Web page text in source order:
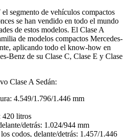
segmento de vehículos compactos
se han vendido en todo el mundo
de estos modelos. El Clase A
de modelos compactos Mercedes-
aplicando todo el know-how en
Benz de su Clase C, Clase E y Clase
Clase A Sedán:
4.549/1.796/1.446 mm
420 litros
detrás: 1.024/944 mm
codos, delante/detrás: 1.457/1.446